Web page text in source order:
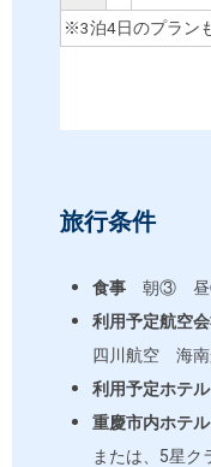
※3泊4日のプラン
旅行条件
食事 朝③
利用予定航空
四川航空 海
利用予定ホテル
重慶市内ホテ
または、 5星ク